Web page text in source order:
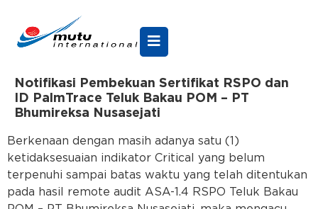
Notifikasi Pembekuan Sertifikat RSPO dan
ID PalmTrace Teluk Bakau POM – PT
Bhumireksa Nusasejati
Berkenaan dengan masih adanya satu (1)
ketidaksesuaian indikator Critical yang belum
terpenuhi sampai batas waktu yang telah ditentukan
pada hasil remote audit ASA-1.4 RSPO Teluk Bakau